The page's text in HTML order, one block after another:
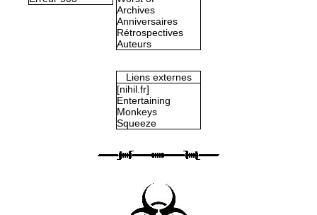
Archives
Anniversaires
Rétrospectives
Auteurs
Liens externes
[nihil.fr]
Entertaining
Monkeys
Squeeze